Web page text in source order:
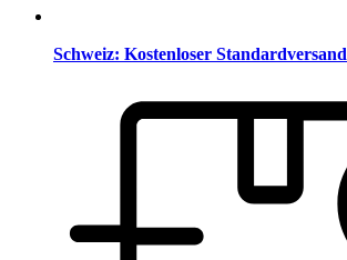
Schweiz: Kostenloser Standardversand